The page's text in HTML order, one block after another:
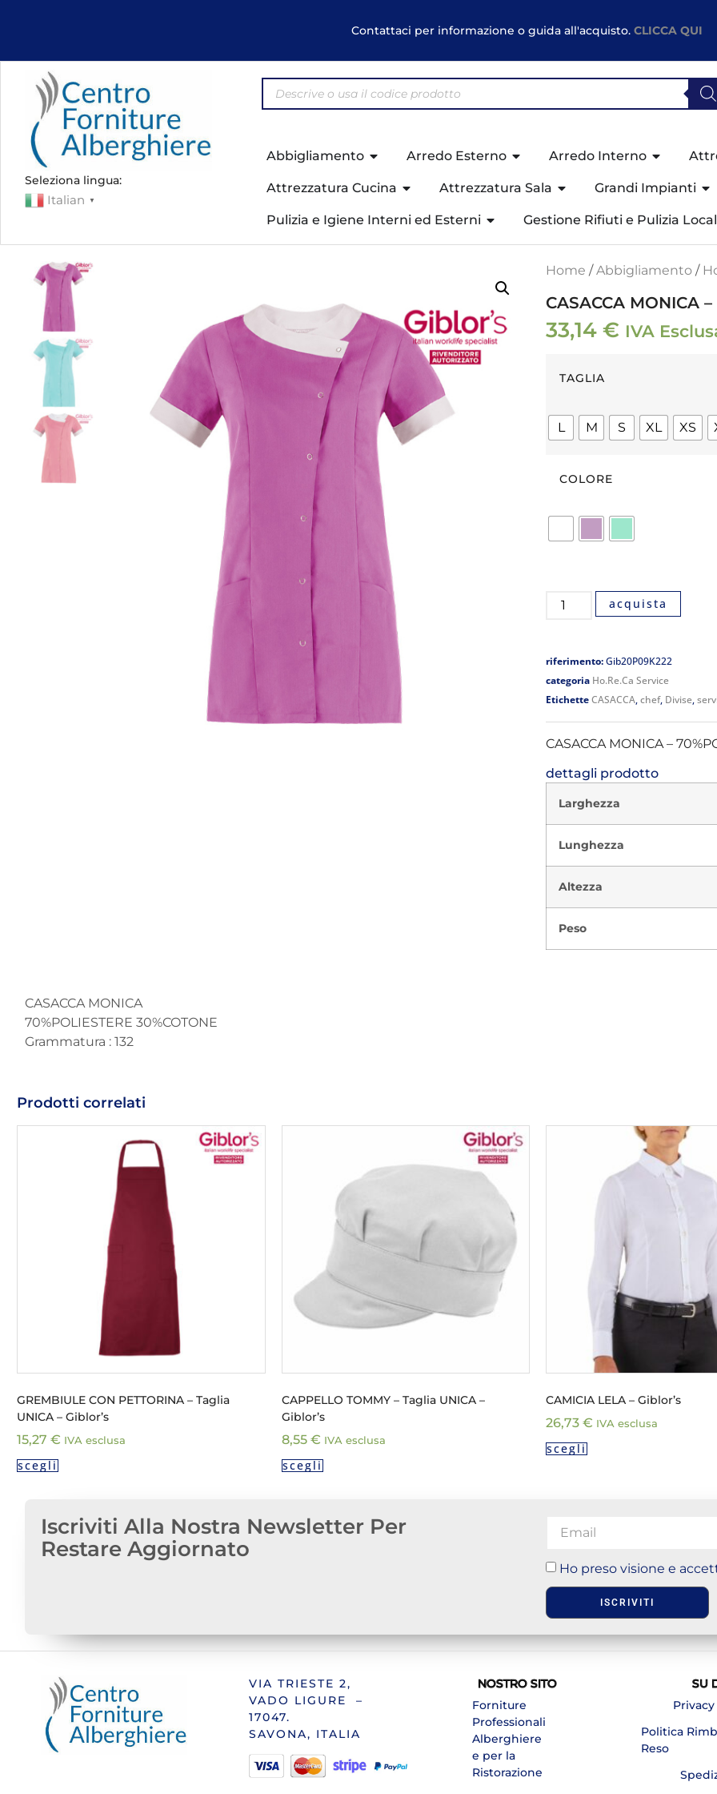
Contattaci per informazione o guida all'acquisto.CLICCA QUI
Seleziona lingua:
Italian ▼
Abbigliamento Arredo Esterno Arredo Interno
Attrezzatura Cucina Attrezzatura Sala Grandi Impianti
Pulizia e Igiene Interni ed Esterni Gestione Rifiuti e Pulizia
Home /Abbigliamento /
CASACCA MONICA
33,14 € IVA
TAGLIA
L M S XL XS
COLORE
acquista
riferimento:Gib20P09K222
categoria Ho.Re.Ca Service
EtichetteCASACCA,chef, Divise,
CASACCA MONICA –
dettagli prodotto
Larghezza
Lunghezza
Altezza
Peso
CASACCA MONICA
70%POLIESTERE 30%COTONE
Grammatura : 132
Prodotti correlati
GREMBIULE CON PETTORINA – Taglia
UNICA – Giblor’s
15,27 € IVA esclusa
scegli
CAPPELLO TOMMY – Taglia UNICA –
Giblor’s
8,55 € IVA esclusa
scegli
CAMICIA LELA – Giblor’s
26,73 € IVA esclusa
scegli
Iscriviti Alla Nostra Newsletter Per
Restare Aggiornato
Ho preso visione e
ISCRIVITI
VIA TRIESTE 2,
VADO LIGURE –
17047.
SAVONA, ITALIA
NOSTRO SITO
Forniture
Professionali
Alberghiere
e per la
Ristorazione
SU
Politica
Reso